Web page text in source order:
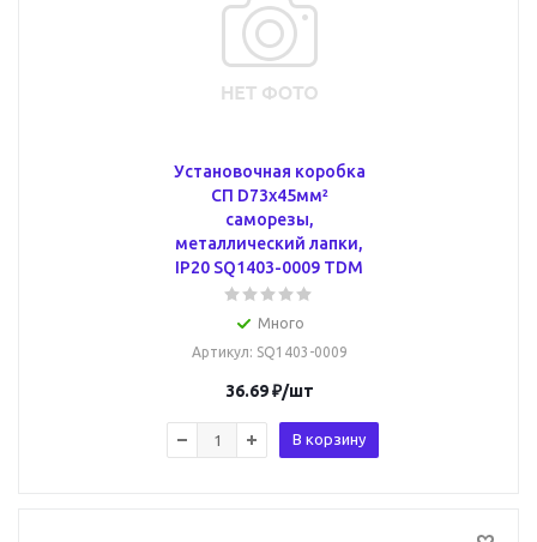
Установочная коробка
СП D73х45мм²
саморезы,
металлический лапки,
IP20 SQ1403-0009 TDM
Много
Артикул: SQ1403-0009
36.69₽/шт
В корзину